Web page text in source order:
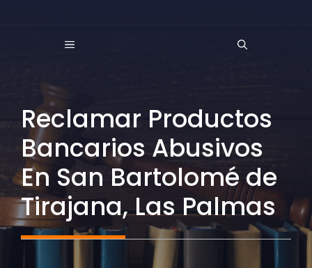
MENÚ
Reclamar Productos
Bancarios Abusivos
En San Bartolomé de
Tirajana, Las Palmas